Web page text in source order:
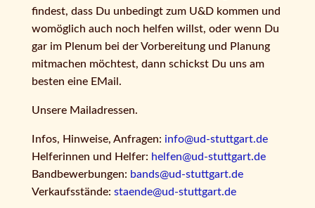
findest, dass Du unbedingt zum U&D kommen und
womöglich auch noch helfen willst, oder wenn Du
gar im Plenum bei der Vorbereitung und Planung
mitmachen möchtest, dann schickst Du uns am
besten eine EMail.
Unsere Mailadressen.
Infos, Hinweise, Anfragen: info@ud-stuttgart.de
Helferinnen und Helfer: helfen@ud-stuttgart.de
Bandbewerbungen: bands@ud-stuttgart.de
Verkaufsstände: staende@ud-stuttgart.de